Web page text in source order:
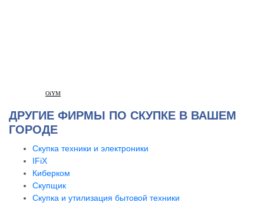
OiYM
ДРУГИЕ ФИРМЫ ПО СКУПКЕ В ВАШЕМ
ГОРОДЕ
Скупка техники и электроники
IFiX
Киберком
Скупщик
Скупка и утилизация бытовой техники